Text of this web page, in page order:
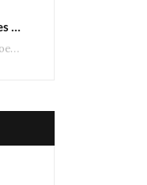
Amuletos astrales y la icónica colección Zodiaque de Van Cleef & Arpels
Fascinada por la poesía de las estrellas, la Maison Van Cleef & Arpels celebra la llegada de las…